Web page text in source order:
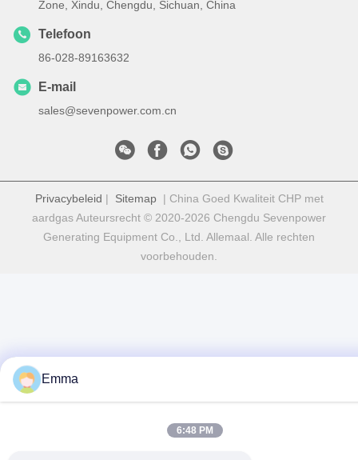
Zone, Xindu, Chengdu, Sichuan, China
Telefoon
86-028-89163632
E-mail
sales@sevenpower.com.cn
Privacybeleid | Sitemap| China Goed Kwaliteit CHP met
aardgas Auteursrecht © 2020-2026 Chengdu Sevenpower
Generating Equipment Co., Ltd. Allemaal. Alle rechten
voorbehouden.
Emma
6:48 PM